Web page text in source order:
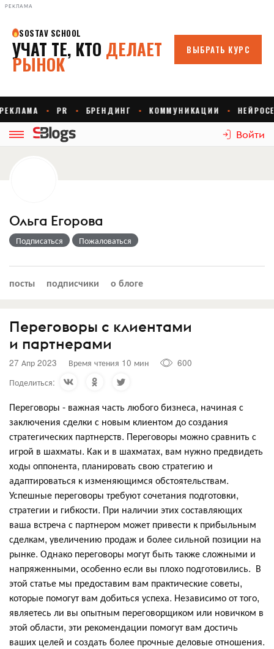
РЕКЛАМА
Войти
Ольга Егорова
Подписаться Пожаловаться
посты подписчики о блоге
Переговоры с клиентами
и партнерами
27 Апр 2023 Время чтения 10 мин
600
Поделиться:
Переговоры - важная часть любого бизнеса, начиная с
заключения сделки с новым клиентом до создания
стратегических партнерств. Переговоры можно сравнить с
игрой в шахматы. Как и в шахматах, вам нужно предвидеть
ходы оппонента, планировать свою стратегию и
адаптироваться к изменяющимся обстоятельствам.
Успешные переговоры требуют сочетания подготовки,
стратегии и гибкости. При наличии этих составляющих
ваша встреча с партнером может привести к прибыльным
сделкам, увеличению продаж и более сильной позиции на
рынке. Однако переговоры могут быть также сложными и
напряженными, особенно если вы плохо подготовились. В
этой статье мы предоставим вам практические советы,
которые помогут вам добиться успеха. Независимо от того,
являетесь ли вы опытным переговорщиком или новичком в
этой области, эти рекомендации помогут вам достичь
ваших целей и создать более прочные деловые отношения.